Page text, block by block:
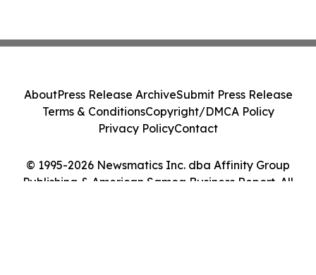
© 1995-2026 Newsmatics Inc. dba Affinity Group
Publishing & American Samoa Business Report. All
AboutPress Release ArchiveSubmit Press Release
Terms & ConditionsCopyright/DMCA Policy
Privacy PolicyContact